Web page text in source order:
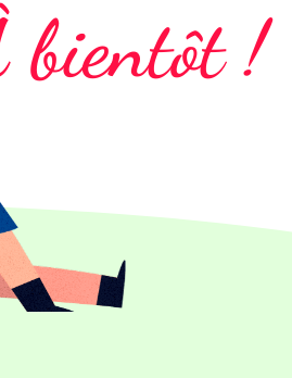
bientôt !